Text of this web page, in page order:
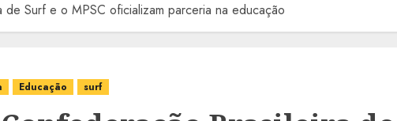
Surf e o MPSC oficializam parceria na educação
Educação surf